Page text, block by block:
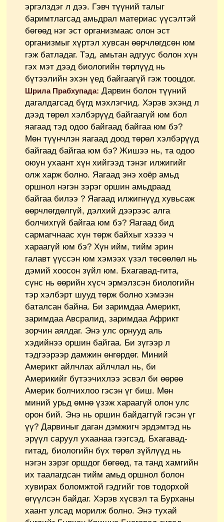
эргэлздэг л дээ. Гэвч түүний талыг
баримтлагсад амьдрал материас үүсэлтэй
бөгөөд нэг эст организмаас олон эст
организмыг хүртэл хувсан өөрчлөгдсөн юм
гэж батладаг. Тэд, амьтан адгуус болон хүн
гэх мэт дээд биологийн төрлүүд нь
бүтээлийн эхэн үед байгаагүй гэж тооцдог.
Шрила Прабхупада: Дарвин болон түүний
дагалдагсад бүгд мэхлэгчид. Хэрэв эхэнд л
дээд төрөл хэлбэрүүд байгаагүй юм бол
яагаад тэд одоо байгаад байгаа юм бэ?
Мөн түүнчлэн яагаад доод төрөл хэлбэрүүд
байгаад байгаа юм бэ? Жишээ нь, та одоо
оюун ухаант хүн хийгээд тэнэг илжигийг
олж харж болно. Яагаад энэ хоёр амьд
оршнол нэгэн зэрэг оршин амьдраад
байгаа билээ ? Яагаад илжигнүүд хувьсаж
өөрчлөгдөлгүй, дэлхий дээрээс алга
болчихгүй байгаа юм бэ? Яагаад бид
сармагчнаас хүн төрж байхыг хэзээ ч
хараагүй юм бэ? Хүн ийм, тийм эрин
галавт үүссэн юм хэмээх үзэл төсөөлөл нь
дэмий хоосон зүйл юм. Бхагавад-гита,
сүнс нь өөрийн хүсч эрмэлзсэн биологийн
тэр хэлбэрт шууд төрж болно хэмээн
баталсан байна. Би заримдаа Америкт,
заримдаа Авсралид, заримдаа Африкт
зорчин аялдаг. Энэ улс орнууд аль
хэдийнээ оршин байгаа. Би зүгээр л
тэдгээрээр дамжин өнгөрдөг. Миний
Америкт айлчлах айлчлал нь, би
Америкийг бүтээчихлээ эсвэл би өөрөө
Америк болчихлоо гэсэн үг биш. Мөн
миний урьд өмнө үзэж хараагүй олон улс
орон бий. Энэ нь оршин байдаггүй гэсэн үг
үү? Дарвиныг даган дэмжигч эрдэмтэд нь
эрүүл саруул ухаанаа гээгсэд. Бхагавад-
гитад, биологийн бүх төрөл зүйлүүд нь
нэгэн зэрэг оршдог бөгөөд, та танд хамгийн
их таалагдсан тийм амьд оршнол болон
хувирах боломжтой гэдгийг тов тодорхой
өгүүлсэн байдаг. Хэрэв хүсвэл та Бурханы
хаант улсад морилж болно. Энэ тухай